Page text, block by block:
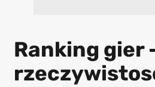
Ranking gier